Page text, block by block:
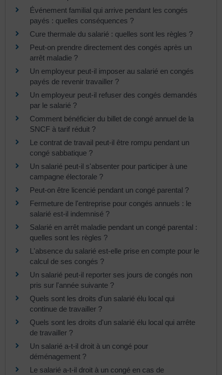
Événement familial qui arrive pendant les congés
payés : quelles conséquences ?
Cure thermale du salarié : quelles sont les règles ?
Peut-on prendre directement des congés après un
arrêt maladie ?
Un employeur peut-il imposer au salarié en congés
payés de revenir travailler ?
Un employeur peut-il refuser des congés demandés
par le salarié ?
Comment bénéficier du billet de congé annuel de la
SNCF à tarif réduit ?
Le contrat de travail peut-il être rompu pendant un
congé sabbatique ?
Un salarié peut-il s'absenter pour participer à une
campagne électorale ?
Peut-on être licencié pendant un congé parental ?
Fermeture de l'entreprise pour congés annuels : le
salarié est-il indemnisé ?
Salarié en arrêt maladie pendant un congé parental :
quelles sont les règles ?
L'absence du salarié est-elle prise en compte pour le
calcul de ses congés ?
Un salarié peut-il reporter ses jours de congés non
pris sur l'année suivante ?
Quels sont les droits d'un salarié élu local qui
continue de travailler ?
Quels sont les droits d'un salarié élu local qui arrête
de travailler ?
Un salarié a-t-il droit à un congé pour
déménagement ?
Le salarié a-t-il droit à un congé en cas de